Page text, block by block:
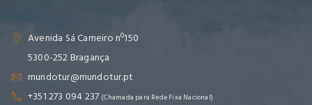
Avenida Sá Carneiro nº150
5300-252 Bragança
mundotur@mundotur.pt
+351 273 094 237 (Chamada para Rede Fixa Nacional)